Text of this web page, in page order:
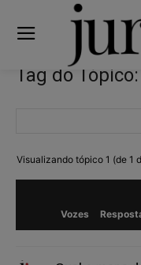
Tag do
Visualizando tópico 1 (de 1
Vozes